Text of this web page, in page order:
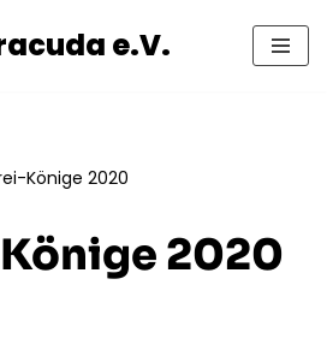
e.V.
Könige 2020
2020